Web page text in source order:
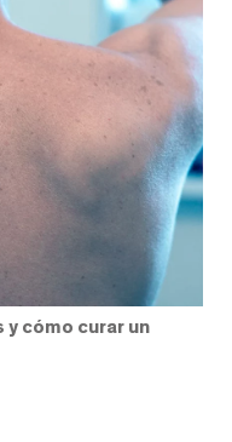
y cómo curar un